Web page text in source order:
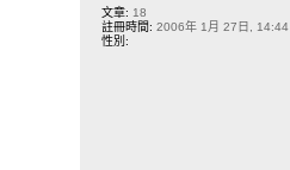
文章: 18
註冊時間: 2006年 1月 27日, 14:44
性別: